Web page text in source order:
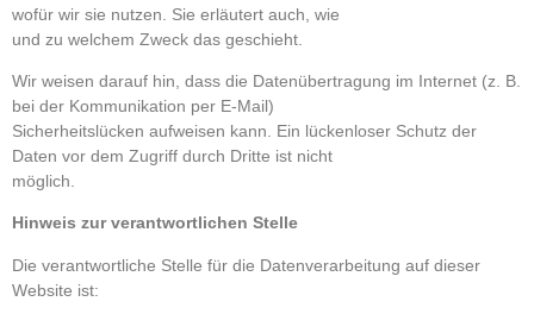
wofür wir sie nutzen. Sie erläutert auch, wie
und zu welchem Zweck das geschieht.
Wir weisen darauf hin, dass die Datenübertragung im Internet (z. B.
bei der Kommunikation per E-Mail)
Sicherheitslücken aufweisen kann. Ein lückenloser Schutz der
Daten vor dem Zugriff durch Dritte ist nicht
möglich.
Hinweis zur verantwortlichen Stelle
Die verantwortliche Stelle für die Datenverarbeitung auf dieser
Website ist: